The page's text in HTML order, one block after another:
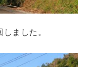
ました。